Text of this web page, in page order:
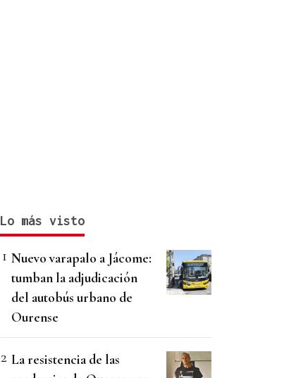
Lo más visto
Nuevo varapalo a Jácome:
tumban la adjudicación
del autobús urbano de
Ourense
La resistencia de las